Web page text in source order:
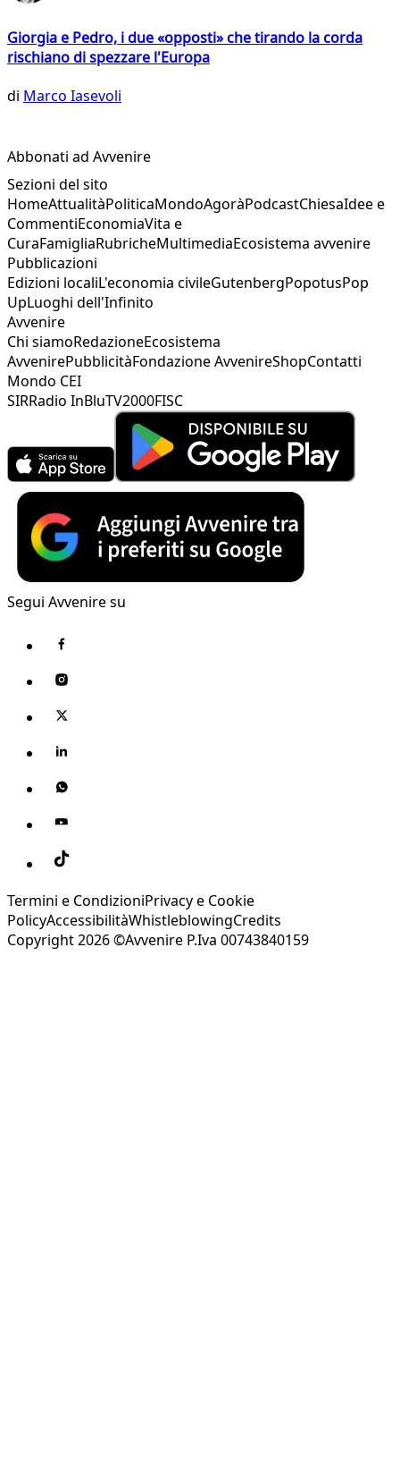
Giorgia e Pedro, i due «opposti» che tirando la corda
rischiano di spezzare l'Europa
di Marco Iasevoli
Abbonati ad Avvenire
Sezioni del sito
HomeAttualitàPoliticaMondoAgoràPodcastChiesaIdee e
CommentiEconomiaVita e
CuraFamigliaRubricheMultimediaEcosistema avvenire
Pubblicazioni
Edizioni localiL'economia civileGutenbergPopotusPop
UpLuoghi dell'Infinito
Avvenire
Chi siamoRedazioneEcosistema
AvvenirePubblicitàFondazione AvvenireShopContatti
Mondo CEI
SIRRadio InBluTV2000FISC
Segui Avvenire su
Termini e CondizioniPrivacy e Cookie
PolicyAccessibilitàWhistleblowingCredits
Copyright 2026 ©Avvenire P.Iva 00743840159